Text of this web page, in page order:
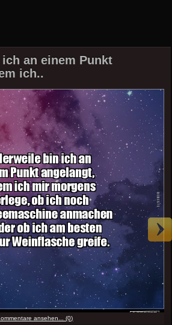
an einem Punkt
ich..
ansehen... (0)